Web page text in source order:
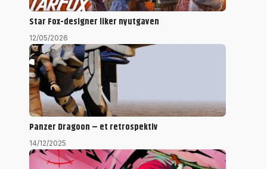
Star Fox-designer liker nyutgaven
12/05/2026
Panzer Dragoon – et retrospektiv
14/12/2025